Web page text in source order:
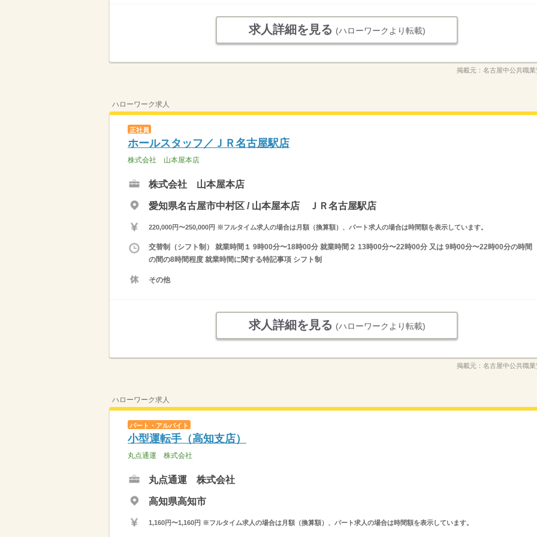
求人詳細を見る (ハローワークより転載)
掲載元： 名古屋中公共職
ハローワーク求人
正社員
ホールスタッフ／ＪＲ名古屋駅店
株式会社 山本屋本店
株式会社 山本屋本店
愛知県名古屋市中村区 / 山本屋本店 ＪＲ名古屋駅店
220,000円〜250,000円 ※フルタイム求人の場合は月額（換算額）、パート求人の場合は時間額を表示しています。
交替制（シフト制） 就業時間１ 9時00分〜18時00分 就業時間２ 13時00分〜22時00分 又は 9時00分〜22時00分の時間
の間の8時間程度 就業時間に関する特記事項 シフト制
その他
求人詳細を見る (ハローワークより転載)
掲載元： 名古屋中公共職
ハローワーク求人
パート・アルバイト
小型運転手（高知支店）
丸点通運 株式会社
丸点通運 株式会社
高知県高知市
1,160円〜1,160円 ※フルタイム求人の場合は月額（換算額）、パート求人の場合は時間額を表示しています。